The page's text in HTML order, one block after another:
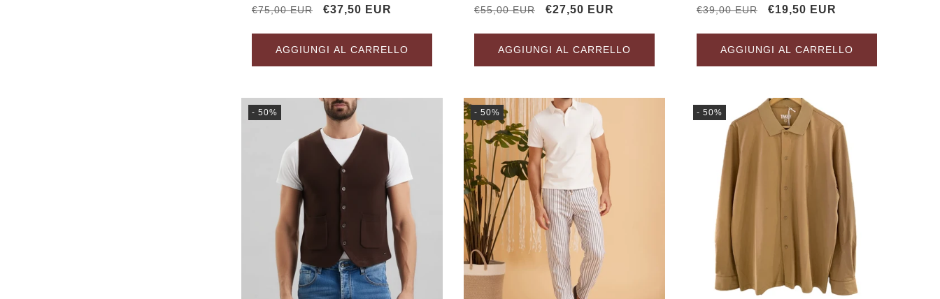
Prezzo
€75,00 EUR
Prezzo
€37,50 EUR
AGGIUNGI AL CARRELLO
Prezzo
€55,00 EUR
Prezzo
€27,50 EUR
AGGIUNGI AL CARRELLO
Prezzo
€39,00 EUR
Prezzo
€19,50 EUR
AGGIUNGI AL CARRELLO
- 50% - 50% - 50%
Accesso richiesto
Accedi al tuo account per aggiungere prodotti alla tua lista
dei desideri e visualizzare gli articoli salvati in
Login